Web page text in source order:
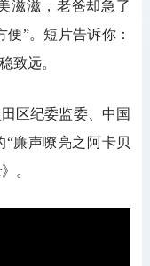
滋，老爸却急了
”。短片告诉你：
致远。
区纪委监委、中国
廉声嘹亮之阿卡贝
。